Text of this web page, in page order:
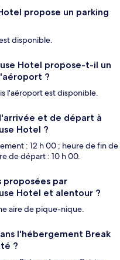
propose un parking
disponible.
Hotel propose-t-il un
?
l'aéroport est disponible.
et de départ à
Hotel ?
: 12 h 00 ; heure de fin de
de départ : 10 h 00.
proposées par
Hotel et alentour ?
aire de pique-nique.
l'hébergement Break
?